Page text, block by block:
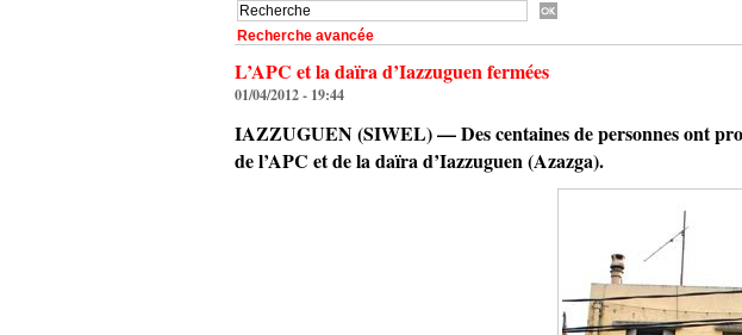
Recherche avancée
L’APC et la daïra d’Iazzuguen fermées
01/04/2012 - 19:44
IAZZUGUEN (SIWEL) — Des centaines de personnes ont
de l’APC et de la daïra d’Iazzuguen (Azazga).